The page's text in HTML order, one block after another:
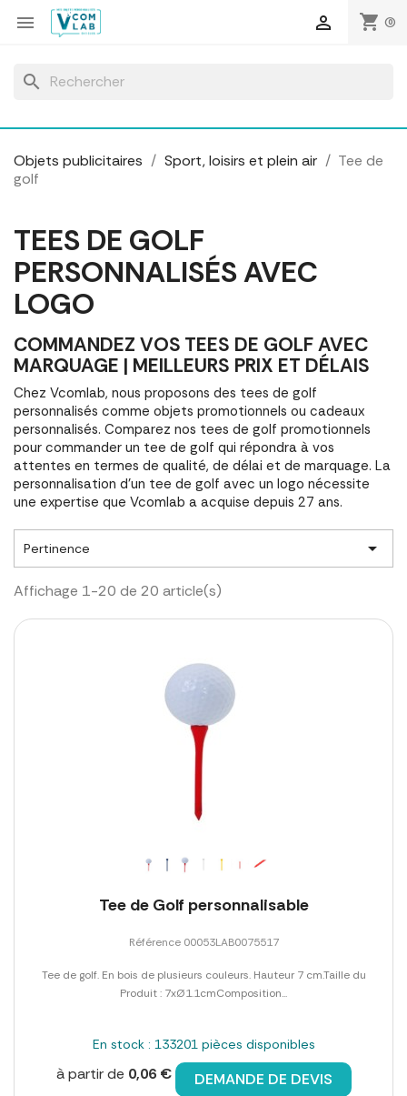
 shopping_cart (0)

search
Objets publicitaires Sport, loisirs et plein air
Tee de
golf
TEES DE GOLF
PERSONNALISÉS AVEC
LOGO
COMMANDEZ VOS TEES DE GOLF AVEC
MARQUAGE | MEILLEURS PRIX ET DÉLAIS
Chez Vcomlab, nous proposons des tees de golf
personnalisés comme objets promotionnels ou cadeaux
personnalisés. Comparez nos tees de golf promotionnels
pour commander un tee de golf qui répondra à vos
attentes en termes de qualité, de délai et de marquage. La
personnalisation d'un tee de golf avec un logo nécessite
une expertise que Vcomlab a acquise depuis 27 ans.
Pertinence 
Affichage 1-20 de 20 article(s)
Tee de Golf personnalisable
Référence 00053LAB0075517
Tee de golf. En bois de plusieurs couleurs. Hauteur 7 cm.Taille du
Produit : 7xØ1.1cmComposition...
En stock : 133201 pièces disponibles
à partir de 0,06 € DEMANDE DE DEVIS
Panneau de gestion des cookies